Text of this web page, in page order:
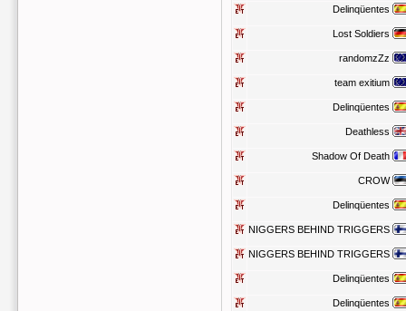
Delinqüentes
Lost Soldiers
randomzZz
team exitium
Delinqüentes
Deathless
Shadow Of Death
CROW
Delinqüentes
NIGGERS BEHIND TRIGGERS
NIGGERS BEHIND TRIGGERS
Delinqüentes
Delinqüentes